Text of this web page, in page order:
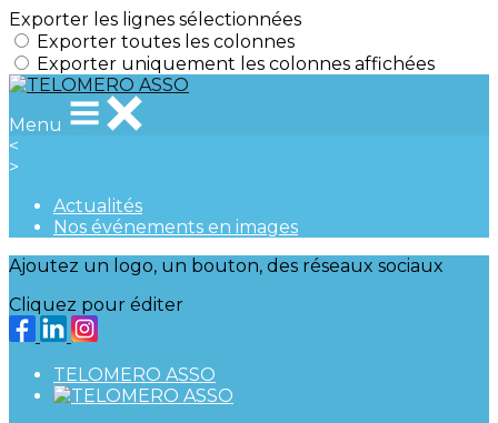
Exporter les lignes sélectionnées
Exporter toutes les colonnes
Exporter uniquement les colonnes affichées
Menu
<
>
Actualités
Nos événements en images
Ajoutez un logo, un bouton, des réseaux sociaux
Cliquez pour éditer
TELOMERO ASSO